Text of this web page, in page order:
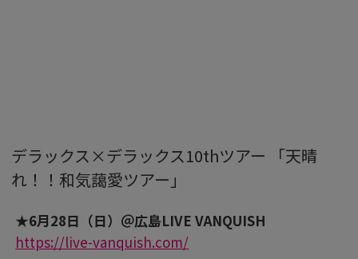
デラックス×デラックス10thツアー 「天晴
れ！！和気藹愛ツアー」
★6月28日（日）＠広島LIVE VANQUISH
https://live-vanquish.com/